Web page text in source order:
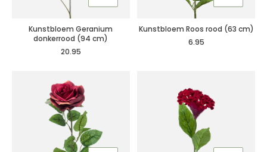
Kunstbloem Geranium
donkerrood (94 cm)
20.95
Kunstbloem Roos rood (63 cm)
6.95